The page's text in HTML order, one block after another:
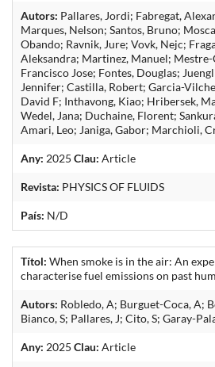
Autors: Pallares, Jordi; Fabregat,
Marques, Nelson; Santos, Bruno;
Obando; Ravnik, Jure; Vovk, Nejc;
Aleksandra; Martinez, Manuel; Mestre-
Francisco Jose; Fontes, Douglas;
Jennifer; Castilla, Robert; Garcia-
David F; Inthavong, Kiao; Hribersek,
Wedel, Jana; Duchaine, Florent;
Amari, Leo; Janiga, Gabor; Marchioli,
Any: 2025 Clau: Article
Revista: PHYSICS OF FLUIDS
País: N/D
Títol: When smoke is in the air: An
characterise fuel emissions on past
Autors: Robledo, A; Burguet-Coca, A;
Bianco, S; Pallares, J; Cito, S; Garay-
Any: 2025 Clau: Article